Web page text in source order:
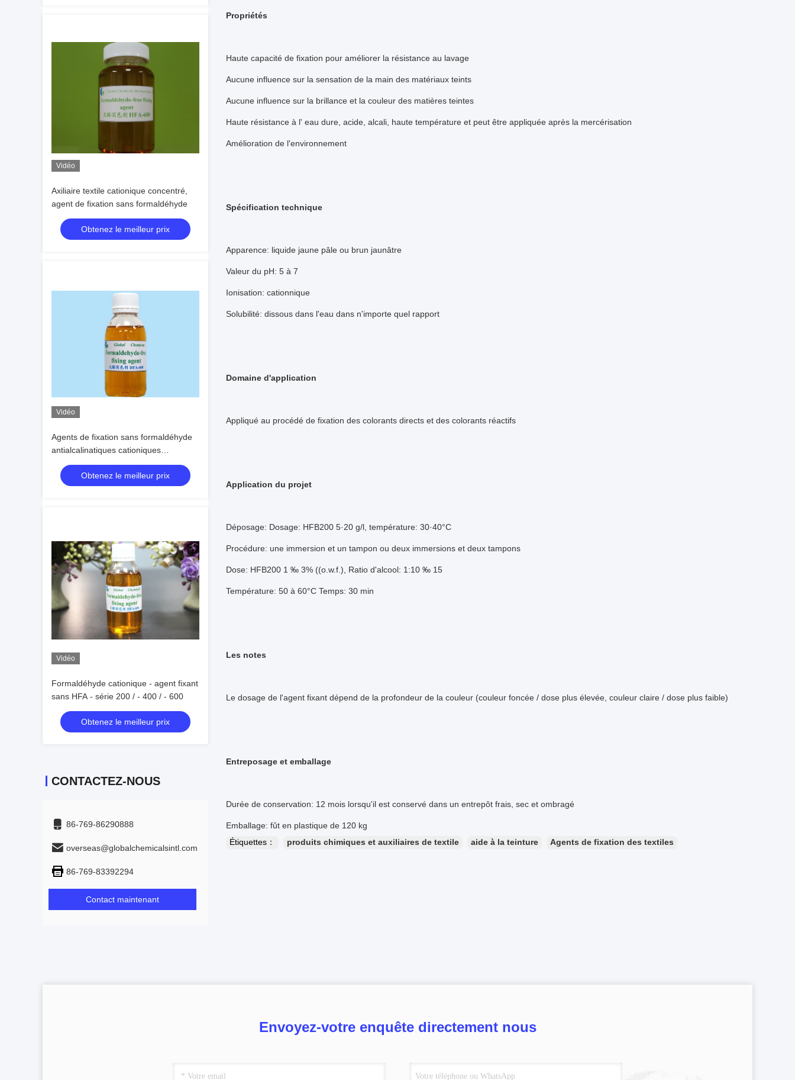
Vidéo
Axiliaire textile cationique concentré,
agent de fixation sans formaldéhyde
Obtenez le meilleur prix
Vidéo
Agents de fixation sans formaldéhyde
antialcalinatiques cationiques
écologiques
Obtenez le meilleur prix
Vidéo
Formaldéhyde cationique - agent fixant
sans HFA - série 200 / - 400 / - 600
Obtenez le meilleur prix
CONTACTEZ-NOUS
86-769-86290888
overseas@globalchemicalsintl.com
86-769-83392294
Contact maintenant
Propriétés
Haute capacité de fixation pour améliorer la résistance au lavage
Aucune influence sur la sensation de la main des matériaux teints
Aucune influence sur la brillance et la couleur des matières teintes
Haute résistance à l' eau dure, acide, alcali, haute température et peut être appliquée après la mercérisation
Amélioration de l'environnement
Spécification technique
Apparence: liquide jaune pâle ou brun jaunâtre
Valeur du pH: 5 à 7
Ionisation: cationnique
Solubilité: dissous dans l'eau dans n'importe quel rapport
Domaine d'application
Appliqué au procédé de fixation des colorants directs et des colorants réactifs
Application du projet
Déposage: Dosage: HFB200 5·20 g/l, température: 30·40°C
Procédure: une immersion et un tampon ou deux immersions et deux tampons
Dose: HFB200 1 ‰ 3% ((o.w.f.), Ratio d'alcool: 1:10 ‰ 15
Température: 50 à 60°C Temps: 30 min
Les notes
Le dosage de l'agent fixant dépend de la profondeur de la couleur (couleur foncée / dose plus élevée, couleur claire / dose plus faible)
Entreposage et emballage
Durée de conservation: 12 mois lorsqu'il est conservé dans un entrepôt frais, sec et ombragé
Emballage: fût en plastique de 120 kg
Étiquettes：
produits chimiques et auxiliaires de textile aide à la teinture Agents de fixation des textiles
Envoyez-votre enquête directement nous